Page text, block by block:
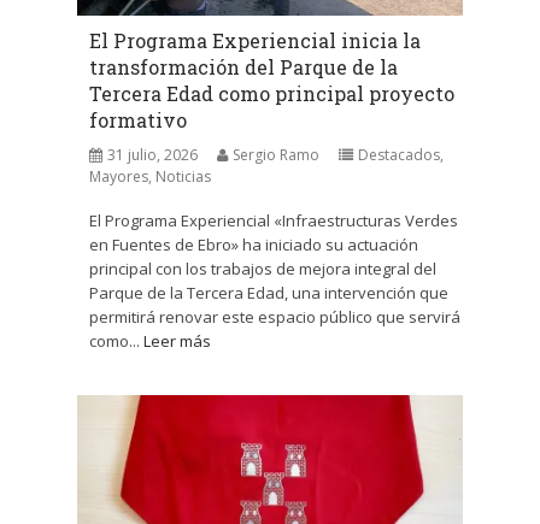
El Programa Experiencial inicia la
transformación del Parque de la
Tercera Edad como principal proyecto
formativo
31 julio, 2026 Sergio Ramo Destacados,
Mayores, Noticias
El Programa Experiencial «Infraestructuras Verdes
en Fuentes de Ebro» ha iniciado su actuación
principal con los trabajos de mejora integral del
Parque de la Tercera Edad, una intervención que
permitirá renovar este espacio público que servirá
como... Leer más